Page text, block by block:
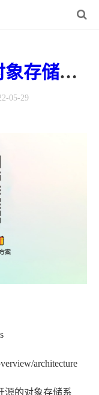
象存储｜
05-29
architecture
源的对象存储系